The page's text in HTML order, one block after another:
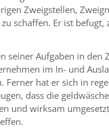
Zweigstellen,
schaffen. Er ist befugt,
seiner Aufgaben in den
im In- und
hat er sich in
dass die
und wirksam